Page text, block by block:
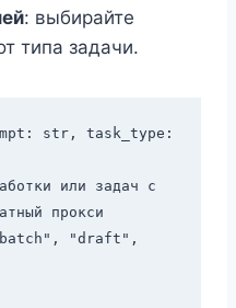
: выбирайте
типа задачи.
str, task_type:
прокси